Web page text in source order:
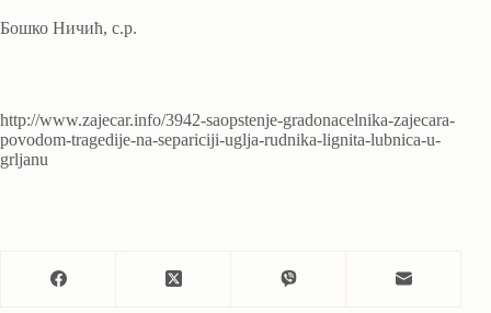
Бошко Ничић, с.р.
http://www.zajecar.info/3942-saopstenje-gradonacelnika-zajecara-
povodom-tragedije-na-separiciji-uglja-rudnika-lignita-lubnica-u-
grljanu